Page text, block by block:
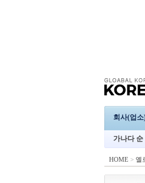
회사(업소
가나다 순
HOME > 옐